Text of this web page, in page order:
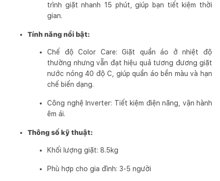
trình giặt nhanh 15 phút, giúp bạn tiết kiệm thời
gian.
Tính năng nổi bật:
Chế độ Color Care: Giặt quần áo ở nhiệt độ
thường nhưng vẫn đạt hiệu quả tương đương giặt
nước nóng 40 độ C, giúp quần áo bền màu và hạn
chế biến dạng.
Công nghệ Inverter: Tiết kiệm điện năng, vận hành
êm ái.
Thông số kỹ thuật:
Khối lượng giặt: 8.5kg
Phù hợp cho gia đình: 3-5 người